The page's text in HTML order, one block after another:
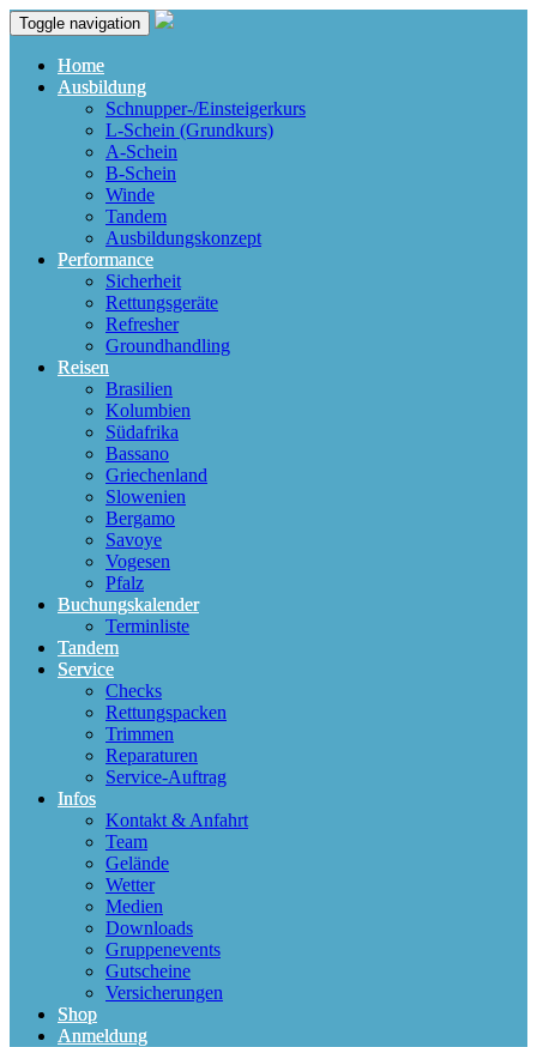
Toggle navigation
Home
Ausbildung
Schnupper-/Einsteigerkurs
L-Schein (Grundkurs)
A-Schein
B-Schein
Winde
Tandem
Ausbildungskonzept
Performance
Sicherheit
Rettungsgeräte
Refresher
Groundhandling
Reisen
Brasilien
Kolumbien
Südafrika
Bassano
Griechenland
Slowenien
Bergamo
Savoye
Vogesen
Pfalz
Buchungskalender
Terminliste
Tandem
Service
Checks
Rettungspacken
Trimmen
Reparaturen
Service-Auftrag
Infos
Kontakt & Anfahrt
Team
Gelände
Wetter
Medien
Downloads
Gruppenevents
Gutscheine
Versicherungen
Shop
Anmeldung